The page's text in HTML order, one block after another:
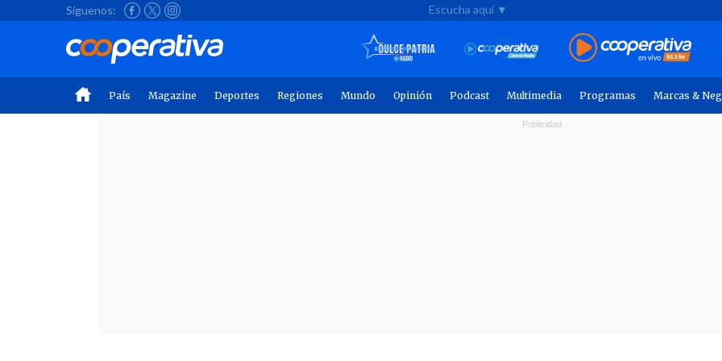
Síguenos: Escucha aquí ▼
País Magazine Deportes Regiones Mundo Opinión Podcast Multimedia Programas Marcas &